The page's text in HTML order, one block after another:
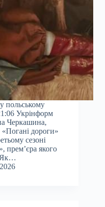
у польському
Укрінформ
Черкашина,
«Погані дороги»
сезоні
прем’єра якого
Як…